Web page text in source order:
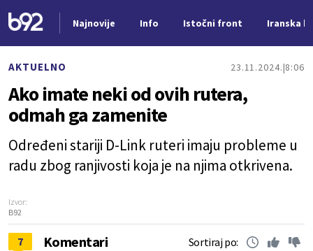
Najnovije Info Istočni front Iranska
AKTUELNO 23.11.2024. 8:06
Ako imate neki od ovih rutera,
odmah ga zamenite
Određeni stariji D-Link ruteri imaju probleme u
radu zbog ranjivosti koja je na njima otkrivena.
Izvor:
B92
7 Komentari Sortiraj po: